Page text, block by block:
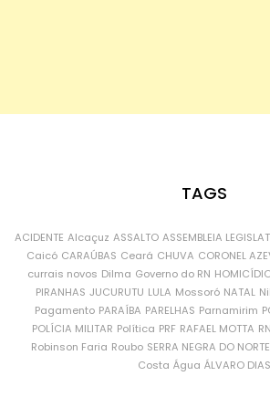
TAGS
ACIDENTE Alcaçuz ASSALTO ASSEMBLEIA
Caicó CARAÚBAS Ceará CHUVA CORONEL
currais novos Dilma Governo do RN
PIRANHAS JUCURUTU LULA Mossoró NATAL
Pagamento PARAÍBA PARELHAS Parnamirim
POLÍCIA MILITAR Política PRF RAFAEL MOTTA RN
Robinson Faria Roubo SERRA NEGRA DO NORTE
Costa Água ÁLVARO DIAS